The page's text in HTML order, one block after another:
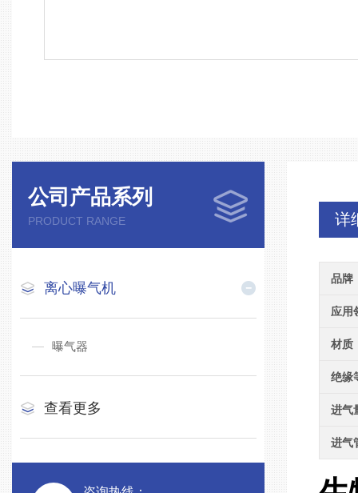
公司产品系列
PRODUCT RANGE
离心曝气机
曝气器
查看更多
详
品牌
应用
材质
绝缘
进气
进气